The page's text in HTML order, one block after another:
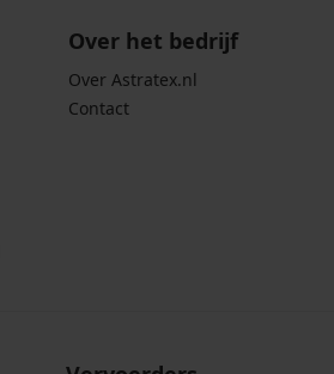
Over het bedrijf
Over Astratex.nl
Contact